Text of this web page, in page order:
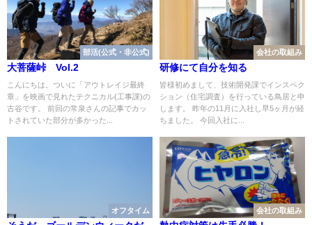
部活(公式・非公式)
大菩薩峠 Vol.2
こんにちは。ついに「アウトレイジ最終
章」を映画で見れたテクニカル(工事課)の
古谷です。 前回の常泉さんの記事でカッ
トされていた部分が多かった...
会社の取組み
研修にて自分を知る
皆様初めまして、技術開発課でインスペク
ション（住宅調査）を行っている鳥居と申
します。 昨年の11月に入社し早5ヶ月が経
ちました。 今回入社に...
オフタイム 会社の取組み